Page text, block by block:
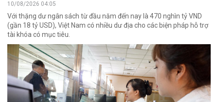
10/08/2026 04:05
Với thặng dư ngân sách từ đầu năm đến nay là 470 nghìn tỷ VND
(gần 18 tỷ USD), Việt Nam có nhiều dư địa cho các biện pháp hỗ trợ
tài khóa có mục tiêu.